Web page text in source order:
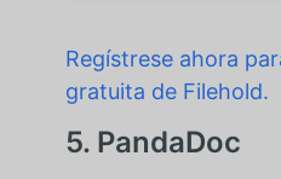
Regístrese ahora
gratuita de Filehold.
5. PandaDoc